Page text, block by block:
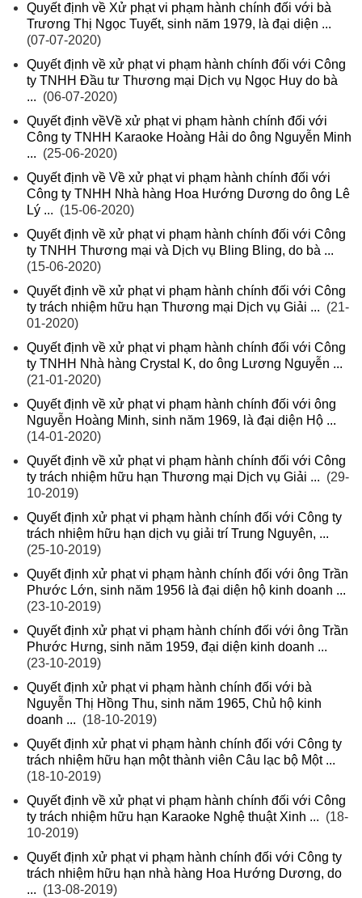
Quyết định về Xử phạt vi phạm hành chính đối với bà
Trương Thị Ngọc Tuyết, sinh năm 1979, là đại diện ...
(07-07-2020)
Quyết định về xử phạt vi phạm hành chính đối với Công
ty TNHH Đầu tư Thương mại Dịch vụ Ngọc Huy do bà
... (06-07-2020)
Quyết định vềVề xử phạt vi phạm hành chính đối với
Công ty TNHH Karaoke Hoàng Hải do ông Nguyễn Minh
... (25-06-2020)
Quyết định về Về xử phạt vi phạm hành chính đối với
Công ty TNHH Nhà hàng Hoa Hướng Dương do ông Lê
Lý ... (15-06-2020)
Quyết định về xử phạt vi phạm hành chính đối với Công
ty TNHH Thương mại và Dịch vụ Bling Bling, do bà ...
(15-06-2020)
Quyết định về xử phạt vi phạm hành chính đối với Công
ty trách nhiệm hữu hạn Thương mại Dịch vụ Giải ... (21-
01-2020)
Quyết định về xử phạt vi phạm hành chính đối với Công
ty TNHH Nhà hàng Crystal K, do ông Lương Nguyễn ...
(21-01-2020)
Quyết định về xử phạt vi phạm hành chính đối với ông
Nguyễn Hoàng Minh, sinh năm 1969, là đại diện Hộ ...
(14-01-2020)
Quyết định về xử phạt vi phạm hành chính đối với Công
ty trách nhiệm hữu hạn Thương mại Dịch vụ Giải ... (29-
10-2019)
Quyết định xử phạt vi phạm hành chính đối với Công ty
trách nhiệm hữu hạn dịch vụ giải trí Trung Nguyên, ...
(25-10-2019)
Quyết định xử phạt vi phạm hành chính đối với ông Trần
Phước Lớn, sinh năm 1956 là đại diện hộ kinh doanh ...
(23-10-2019)
Quyết định xử phạt vi phạm hành chính đối với ông Trần
Phước Hưng, sinh năm 1959, đại diện kinh doanh ...
(23-10-2019)
Quyết định xử phạt vi phạm hành chính đối với bà
Nguyễn Thị Hồng Thu, sinh năm 1965, Chủ hộ kinh
doanh ... (18-10-2019)
Quyết định xử phạt vi phạm hành chính đối với Công ty
trách nhiệm hữu hạn một thành viên Câu lạc bộ Một ...
(18-10-2019)
Quyết định về xử phạt vi phạm hành chính đối với Công
ty trách nhiệm hữu hạn Karaoke Nghệ thuật Xinh ... (18-
10-2019)
Quyết định xử phạt vi phạm hành chính đối với Công ty
trách nhiệm hữu hạn nhà hàng Hoa Hướng Dương, do
... (13-08-2019)